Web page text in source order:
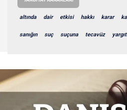
altında dair etkisi hakkı karar
sanığın suç suçuna tecavüz